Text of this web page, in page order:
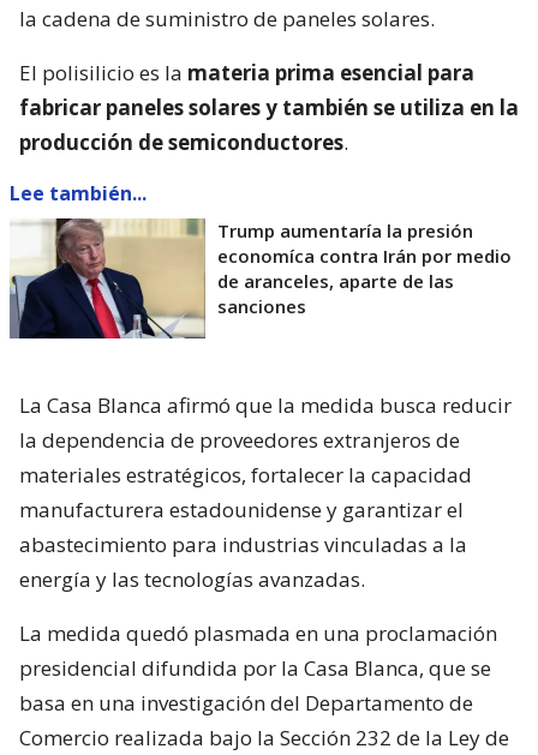
la cadena de suministro de paneles solares.
El polisilicio es la materia prima esencial para
fabricar paneles solares y también se utiliza en la
producción de semiconductores.
Lee también...
Trump aumentaría la presión
economíca contra Irán por medio
de aranceles, aparte de las
sanciones
La Casa Blanca afirmó que la medida busca reducir
la dependencia de proveedores extranjeros de
materiales estratégicos, fortalecer la capacidad
manufacturera estadounidense y garantizar el
abastecimiento para industrias vinculadas a la
energía y las tecnologías avanzadas.
La medida quedó plasmada en una proclamación
presidencial difundida por la Casa Blanca, que se
basa en una investigación del Departamento de
Comercio realizada bajo la Sección 232 de la Ley de